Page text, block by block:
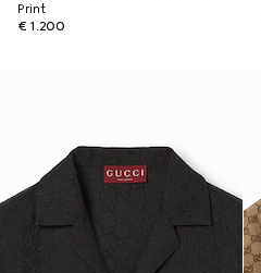
Print
€ 1.200